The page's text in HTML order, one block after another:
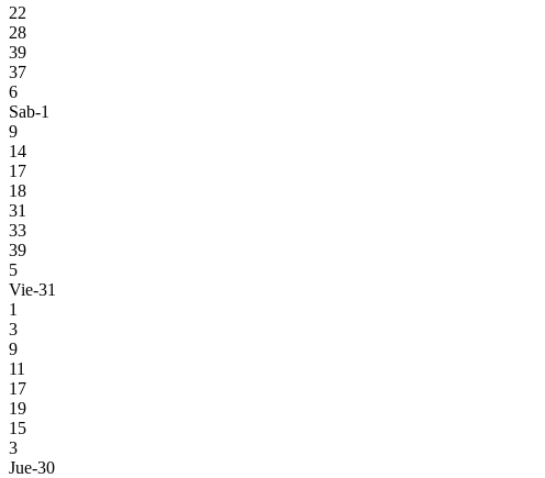
22
28
39
37
6
Sab-1
9
14
17
18
31
33
39
5
Vie-31
1
3
9
11
17
19
15
3
Jue-30